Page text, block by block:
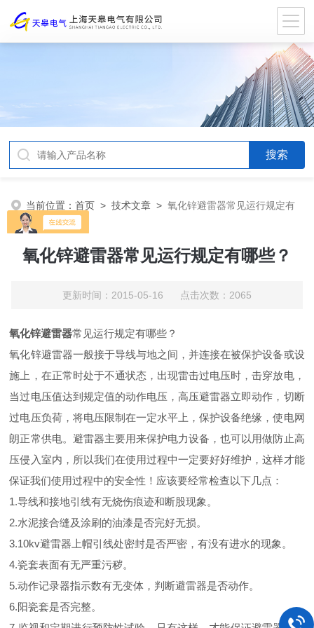
当前位置：首页 >技术文章 >氧化锌避雷器常见运行规定有
哪些？
氧化锌避雷器常见运行规定有哪些？
更新时间：2015-05-16 点击次数：2065
氧化锌避雷器常见运行规定有哪些？
氧化锌避雷器一般接于导线与地之间，并连接在被保护设备或设
施上，在正常时处于不通状态，出现雷击过电压时，击穿放电，
当过电压值达到规定值的动作电压，高压避雷器立即动作，切断
过电压负荷，将电压限制在一定水平上，保护设备绝缘，使电网
朗正常供电。避雷器主要用来保护电力设备，也可以用做防止高
压侵入室内，所以我们在使用过程中一定要好好维护，这样才能
保证我们使用过程中的安全性！应该要经常检查以下几点：
1.导线和接地引线有无烧伤痕迹和断股现象。
2.水泥接合缝及涂刷的油漆是否完好无损。
3.10kv避雷器上帽引线处密封是否严密，有没有进水的现象。
4.瓷套表面有无严重污秽。
5.动作记录器指示数有无变体，判断避雷器是否动作。
6.阳瓷套是否完整。